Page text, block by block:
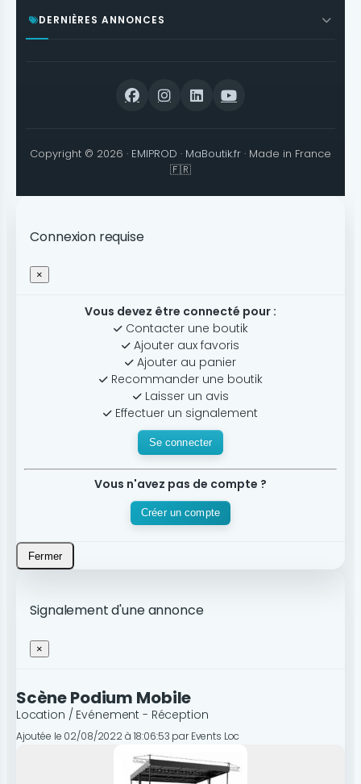
DERNIÈRES ANNONCES
Copyright © 2026 · EMIPROD · MaBoutik.fr · Made in France
🇫🇷
Connexion requise
×
Vous devez être connecté pour :
Contacter une boutik
Ajouter aux favoris
Ajouter au panier
Recommander une boutik
Laisser un avis
Effectuer un signalement
Se connecter
Vous n'avez pas de compte ?
Créer un compte
Fermer
Signalement d'une annonce
×
Scène Podium Mobile
Location / Evénement - Réception
Ajoutée le 02/08/2022 à 18:06:53 par Events Loc